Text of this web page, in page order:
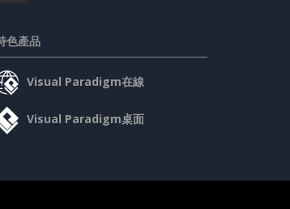
色產品
Visual Paradigm在線
Visual Paradigm桌面